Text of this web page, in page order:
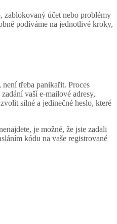
zablokovaný účet nebo problémy
podíváme na jednotlivé kroky,
třeba panikařit. Proces
vaší e-mailové adresy,
silné a jedinečné heslo, které
je možné, že jste zadali
kódu na vaše registrované